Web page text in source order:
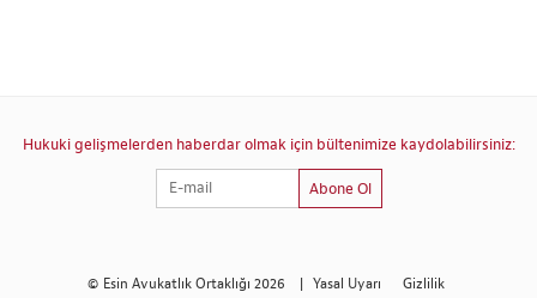
Hukuki gelişmelerden haberdar olmak için bültenimize kaydolabilirsiniz:
Abone Ol
© Esin Avukatlık Ortaklığı 2026 | Yasal Uyarı Gizlilik